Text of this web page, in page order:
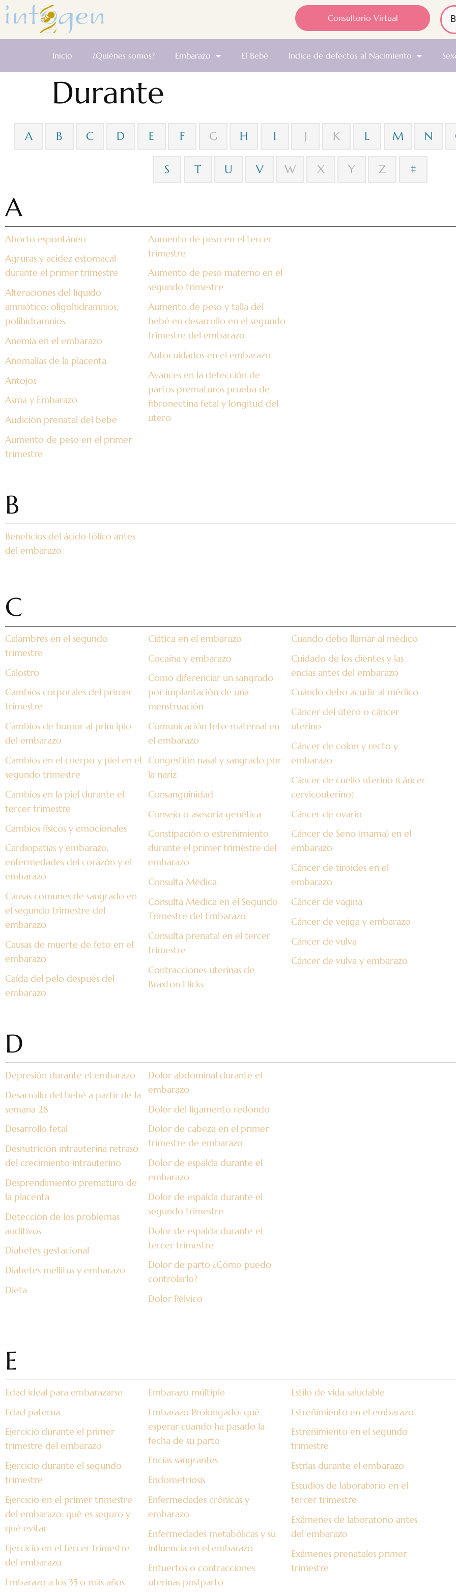
Consultorio Virtual
Inicio ¿Quiénes somos? Embarazo El Bebé Indice de defectos al Nacimiento
Durante
A B C D E F G H I J K L M N
S T U V W X Y Z #
A
Aborto espontáneo
Agruras y acidez estomacal
durante el primer trimestre
Alteraciones del líquido
amniótico: oligohidramnios,
polihidramnios
Anemia en el embarazo
Anomalías de la placenta
Antojos
Asma y Embarazo
Audición prenatal del bebé
Aumento de peso en el primer
trimestre
Aumento de peso en el tercer
trimestre
Aumento de peso materno en el
segundo trimestre
Aumento de peso y talla del
bebé en desarrollo en el segundo
trimestre del embarazo
Autocuidados en el embarazo
Avances en la detección de
partos prematuros prueba de
fibronectina fetal y longitud del
utero
B
Beneficios del ácido fólico antes
del embarazo
C
Calambres en el segundo
trimestre
Calostro
Cambios corporales del primer
trimestre
Cambios de humor al principio
del embarazo
Cambios en el cuerpo y piel en el
segundo trimestre
Cambios en la piel durante el
tercer trimestre
Cambios físicos y emocionales
Cardiopatías y embarazo,
enfermedades del corazón y el
embarazo
Causas comunes de sangrado en
el segundo trimestre del
embarazo
Causas de muerte de feto en el
embarazo
Caída del pelo después del
embarazo
Ciática en el embarazo
Cocaína y embarazo
Como diferenciar un sangrado
por implantación de una
menstruación
Comunicación feto-maternal en
el embarazo
Congestión nasal y sangrado por
la nariz
Consanguinidad
Consejo o asesoría genética
Constipación o estreñimiento
durante el primer trimestre del
embarazo
Consulta Médica
Consulta Médica en el Segundo
Trimestre del Embarazo
Consulta prenatal en el tercer
trimestre
Contracciones uterinas de
Braxton Hicks
Cuando debo llamar al médico
Cuidado de los dientes y las
encías antes del embarazo
Cuándo debo acudir al médico
Cáncer del útero o cáncer
uterino
Cáncer de colon y recto y
embarazo
Cáncer de cuello uterino (cáncer
cervicouterino)
Cáncer de ovario
Cáncer de Seno (mama) en el
embarazo
Cáncer de tiroides en el
embarazo
Cáncer de vagina
Cáncer de vejiga y embarazo
Cáncer de vulva
Cáncer de vulva y embarazo
D
Depresión durante el embarazo
Desarrollo del bebé a partir de la
semana 28
Desarrollo fetal
Desnutrición intrauterina retraso
del crecimiento intrauterino
Desprendimiento prematuro de
la placenta
Detección de los problemas
auditivos
Diabetes gestacional
Diabetes mellitus y embarazo
Dieta
Dolor abdominal durante el
embarazo
Dolor del ligamento redondo
Dolor de cabeza en el primer
trimestre de embarazo
Dolor de espalda durante el
embarazo
Dolor de espalda durante el
segundo trimestre
Dolor de espalda durante el
tercer trimestre
Dolor de parto ¿Cómo puedo
controlarlo?
Dolor Pélvico
E
Edad ideal para embarazarse
Edad paterna
Ejercicio durante el primer
trimestre del embarazo
Ejercicio durante el segundo
trimestre
Ejercicio en el primer trimestre
del embarazo: qué es seguro y
qué evitar
Ejercicio en el tercer trimestre
del embarazo
Embarazo a los 35 o más años
Embarazo múltiple
Embarazo Prolongado: qué
esperar cuando ha pasado la
fecha de su parto
Encías sangrantes
Endometriosis
Enfermedades crónicas y
embarazo
Enfermedades metabólicas y su
influencia en el embarazo
Entuertos o contracciones
uterinas postparto
Estilo de vida saludable
Estreñimiento en el embarazo
Estreñimiento en el segundo
trimestre
Estrías durante el embarazo
Estudios de laboratorio en el
tercer trimestre
Exámenes de laboratorio antes
del embarazo
Exámenes prenatales primer
trimestre